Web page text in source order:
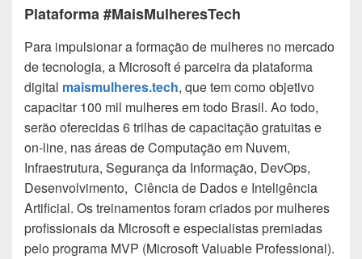
Plataforma #MaisMulheresTech
Para impulsionar a formação de mulheres no mercado
de tecnologia, a Microsoft é parceira da plataforma
digital maismulheres.tech, que tem como objetivo
capacitar 100 mil mulheres em todo Brasil. Ao todo,
serão oferecidas 6 trilhas de capacitação gratuitas e
on-line, nas áreas de Computação em Nuvem,
Infraestrutura, Segurança da Informação, DevOps,
Desenvolvimento, Ciência de Dados e Inteligência
Artificial. Os treinamentos foram criados por mulheres
profissionais da Microsoft e especialistas premiadas
pelo programa MVP (Microsoft Valuable Professional).